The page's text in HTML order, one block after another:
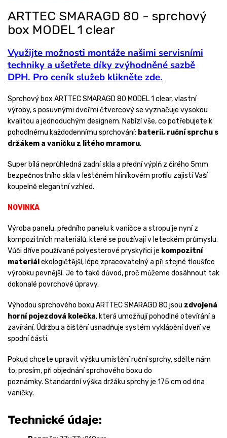
ARTTEC SMARAGD 80 - sprchový
box MODEL 1 clear
Využijte možnosti montáže našimi servisními
techniky a ušetřete díky zvýhodněné sazbě
DPH. Pro ceník služeb klikněte zde.
Sprchový box ARTTEC SMARAGD 80 MODEL 1 clear, vlastní
výroby, s posuvnými dveřmi čtvercový se vyznačuje vysokou
kvalitou a jednoduchým designem. Nabízí vše, co potřebujete k
pohodlnému každodennímu sprchování: baterii, ruční sprchu s
držákem a vaničku z litého mramoru.
Super bílá neprůhledná zadní skla a přední výplň z čirého 5mm
bezpečnostního skla v leštěném hliníkovém profilu zajistí Vaší
koupelně elegantní vzhled.
NOVINKA
Výroba panelu, předního panelu k vaničce a stropu je nyní z
kompozitních materiálů, které se používají v leteckém průmyslu.
Vůči dříve používané polyesterové pryskyřici je kompozitní
materiál ekologičtější, lépe zpracovatelný a při stejné tloušťce
výrobku pevnější. Je to také důvod, proč můžeme dosáhnout tak
dokonalé povrchové úpravy.
Výhodou sprchového boxu ARTTEC SMARAGD 80 jsou zdvojená
horní pojezdová kolečka, která umožňují pohodlné otevírání a
zavírání. Údržbu a čištění usnadňuje systém vyklápění dveří ve
spodní části.
Pokud chcete upravit výšku umístění ruční sprchy, sdělte nám
to, prosím, při objednání sprchového boxu do
poznámky. Standardní výška držáku sprchy je 175 cm od dna
vaničky.
Technické údaje: